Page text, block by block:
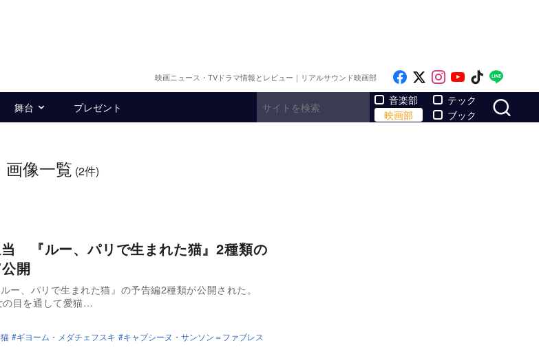
映画ニュース・TVドラマ情報とレビュー｜リアルサウンド映画部 Like on Facebook
Follow on x
Follow on
Follow on
Follow
舞台 プレゼント
音楽部
映画部
テック
ブック
像一覧 (2件)
『ルー、パリで生まれた猫』2種類の
開
ー、パリで生まれた猫』の予告編2種類が公開された。
の目を通して愛猫…
ギヨーム・メダチェフスキ
キャプシーヌ・サンソン＝ファブレス